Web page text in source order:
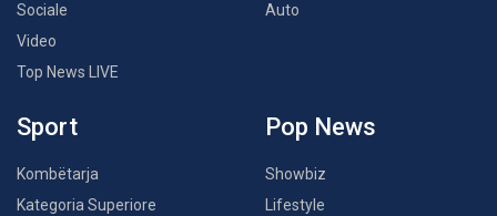
Sociale
Video
Top News LIVE
Auto
Sport
Kombëtarja
Kategoria Superiore
Pop News
Showbiz
Lifestyle